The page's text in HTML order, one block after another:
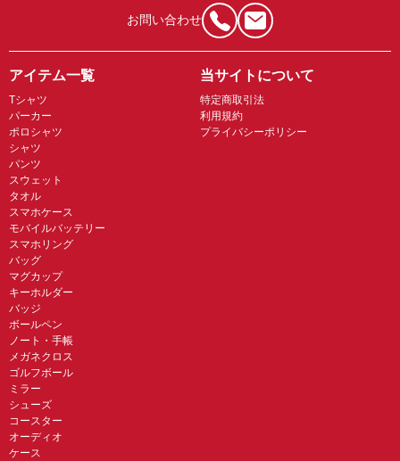
お問い合わせ
アイテム一覧
Tシャツ
パーカー
ポロシャツ
シャツ
パンツ
スウェット
タオル
スマホケース
モバイルバッテリー
スマホリング
バッグ
マグカップ
キーホルダー
バッジ
ボールペン
ノート・手帳
メガネクロス
ゴルフボール
ミラー
シューズ
コースター
オーディオ
ケース
当サイトについて
特定商取引法
利用規約
プライバシーポリシー